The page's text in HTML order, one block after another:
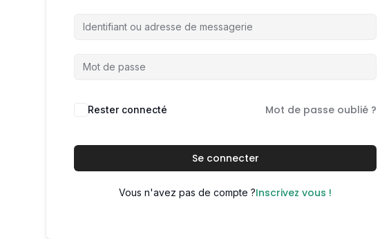
Rester connecté Mot de passe oublié ?
Se connecter
Vous n'avez pas de compte ?Inscrivez vous !